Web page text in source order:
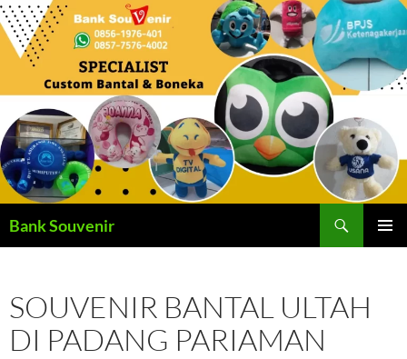
Langsung
ke
Bank Souvenir
SOUVENIR BANTAL ULTAH
DI PADANG PARIAMAN